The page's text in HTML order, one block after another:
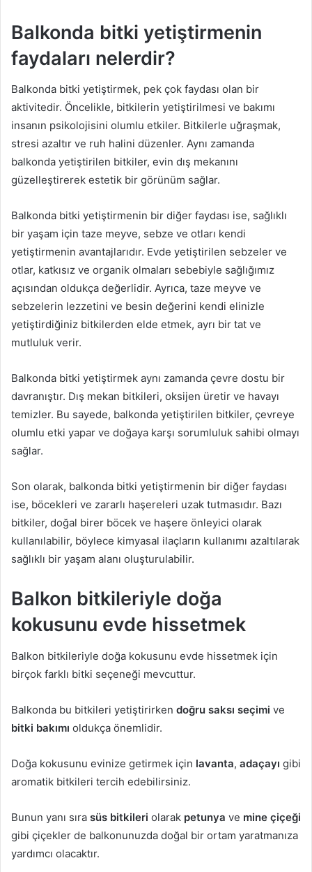
Balkonda bitki yetiştirmenin
faydaları nelerdir?
Balkonda bitki yetiştirmek, pek çok faydası olan bir
aktivitedir. Öncelikle, bitkilerin yetiştirilmesi ve bakımı
insanın psikolojisini olumlu etkiler. Bitkilerle uğraşmak,
stresi azaltır ve ruh halini düzenler. Aynı zamanda
balkonda yetiştirilen bitkiler, evin dış mekanını
güzelleştirerek estetik bir görünüm sağlar.
Balkonda bitki yetiştirmenin bir diğer faydası ise, sağlıklı
bir yaşam için taze meyve, sebze ve otları kendi
yetiştirmenin avantajlarıdır. Evde yetiştirilen sebzeler ve
otlar, katkısız ve organik olmaları sebebiyle sağlığımız
açısından oldukça değerlidir. Ayrıca, taze meyve ve
sebzelerin lezzetini ve besin değerini kendi elinizle
yetiştirdiğiniz bitkilerden elde etmek, ayrı bir tat ve
mutluluk verir.
Balkonda bitki yetiştirmek aynı zamanda çevre dostu bir
davranıştır. Dış mekan bitkileri, oksijen üretir ve havayı
temizler. Bu sayede, balkonda yetiştirilen bitkiler, çevreye
olumlu etki yapar ve doğaya karşı sorumluluk sahibi olmayı
sağlar.
Son olarak, balkonda bitki yetiştirmenin bir diğer faydası
ise, böcekleri ve zararlı haşereleri uzak tutmasıdır. Bazı
bitkiler, doğal birer böcek ve haşere önleyici olarak
kullanılabilir, böylece kimyasal ilaçların kullanımı azaltılarak
sağlıklı bir yaşam alanı oluşturulabilir.
Balkon bitkileriyle doğa
kokusunu evde hissetmek
Balkon bitkileriyle doğa kokusunu evde hissetmek için
birçok farklı bitki seçeneği mevcuttur.
Balkonda bu bitkileri yetiştirirken doğru saksı seçimi ve
bitki bakımı oldukça önemlidir.
Doğa kokusunu evinize getirmek için lavanta, adaçayı gibi
aromatik bitkileri tercih edebilirsiniz.
Bunun yanı sıra süs bitkileri olarak petunya ve mine çiçeği
gibi çiçekler de balkonunuzda doğal bir ortam yaratmanıza
yardımcı olacaktır.